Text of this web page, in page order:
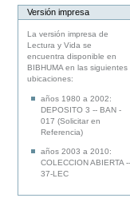
Versión impresa
La versión impresa de
Lectura y Vida se
encuentra disponible en
BIBHUMA en las siguientes
ubicaciones:
años 1980 a 2002:
DEPOSITO 3 -- BAN -
017 (Solicitar en
Referencia)
años 2003 a 2010:
COLECCION ABIERTA --
37-LEC